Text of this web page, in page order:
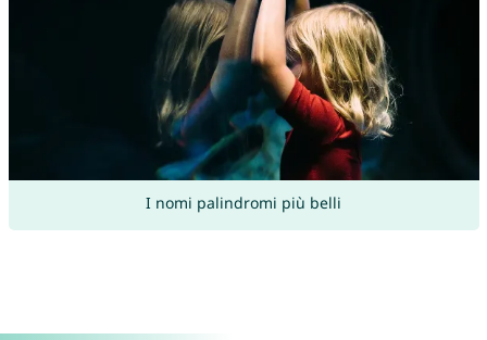
I nomi palindromi più belli